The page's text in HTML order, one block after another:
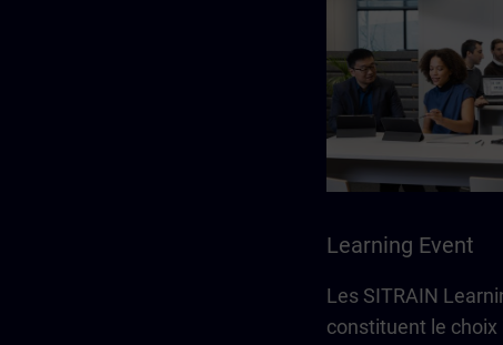
Learning Event
Les SITRAIN
constituent le choix